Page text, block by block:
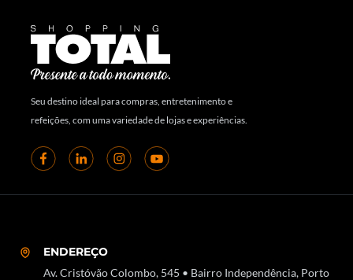
Seu destino ideal para compras, entretenimento e
refeições, com uma variedade de lojas e experiências.
ENDEREÇO
Av. Cristóvão Colombo, 545 • Bairro Independência, Porto